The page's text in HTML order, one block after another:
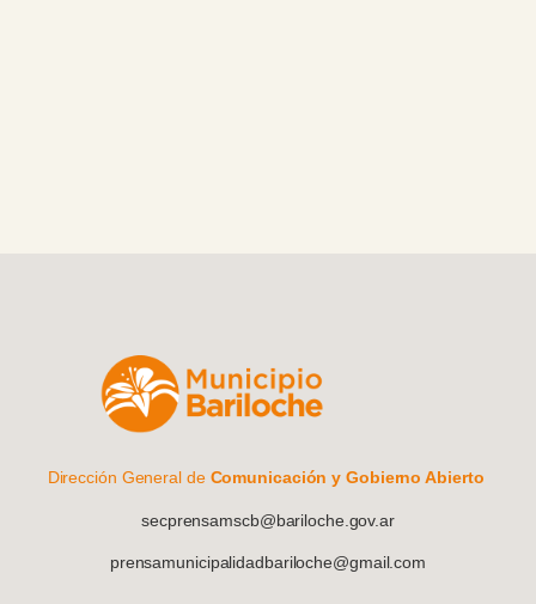
Dirección General de Comunicación y Gobierno Abierto
secprensamscb@bariloche.gov.ar
prensamunicipalidadbariloche@gmail.com